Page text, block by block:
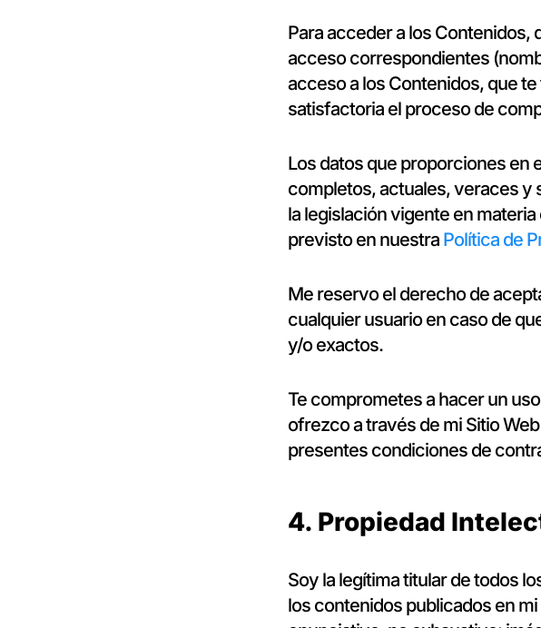
Para acceder a los
acceso correspondientes
acceso a los Contenidos, que
satisfactoria el proceso de
Los datos que proporciones en
completos, actuales, veraces y
la legislación vigente en
previsto en nuestra Política de
Me reservo el derecho de
cualquier usuario en caso de
y/o exactos.
Te comprometes a hacer un
ofrezco a través de mi Sitio
presentes condiciones de
4. Propiedad
Soy la legítima titular de todos
los contenidos publicados en